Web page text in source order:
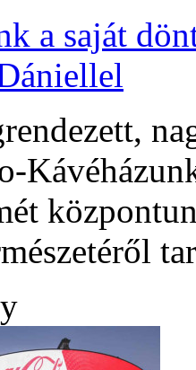
a saját